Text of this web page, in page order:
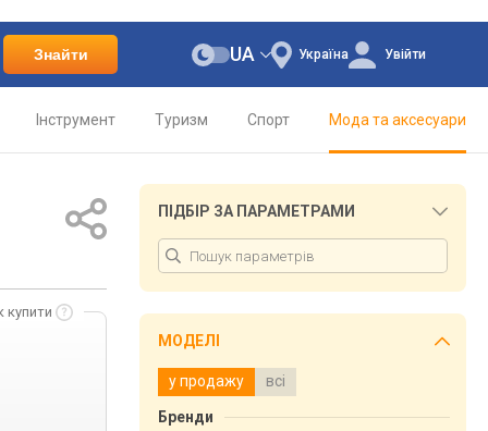
Знайти Україна
UA Увійти
Інструмент Туризм Спорт Мода та аксесуари
купити
ПІДБІР ЗА ПАРАМЕТРАМИ
МОДЕЛІ
у продажу всі
Бренди